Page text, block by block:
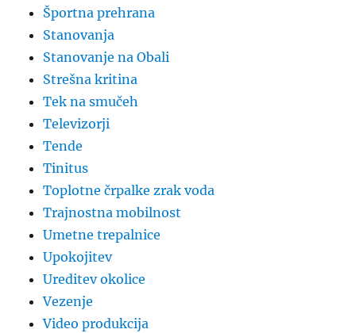
Športna prehrana
Stanovanja
Stanovanje na Obali
Strešna kritina
Tek na smučeh
Televizorji
Tende
Tinitus
Toplotne črpalke zrak voda
Trajnostna mobilnost
Umetne trepalnice
Upokojitev
Ureditev okolice
Vezenje
Video produkcija